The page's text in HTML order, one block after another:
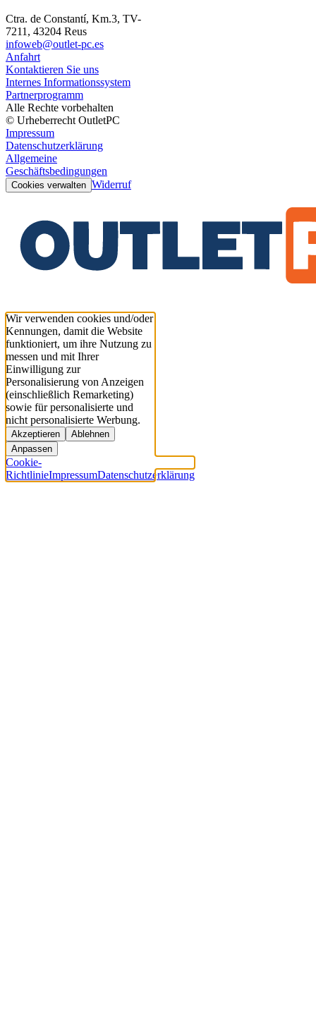
Ctra. de Constantí, Km.3, TV-
7211, 43204 Reus
infoweb@outlet-pc.es
Anfahrt
Kontaktieren Sie uns
Internes Informationssystem
Partnerprogramm
Alle Rechte vorbehalten
© Urheberrecht OutletPC
Impressum
Datenschutzerklärung
Allgemeine
Geschäftsbedingungen
Cookies verwalten Widerruf
Wir verwenden cookies und/oder
Kennungen, damit die Website
funktioniert, um ihre Nutzung zu
messen und mit Ihrer
Einwilligung zur
Personalisierung von Anzeigen
(einschließlich Remarketing)
sowie für personalisierte und
nicht personalisierte Werbung.
Akzeptieren
Ablehnen
Anpassen
Cookie-
RichtlinieImpressumDatenschutzerklärung